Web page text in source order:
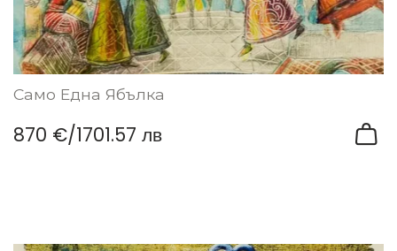
Само Една Ябълка
870 €/1701.57 лв